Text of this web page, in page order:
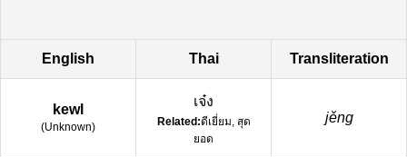
English Thai Transliteration
kewl
(Unknown)
เจ๋ง
Related:ดีเยี่ยม, สุด
ยอด
jěng